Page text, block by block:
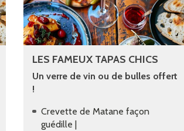
LES FAMEUX TAPAS CHICS
Un verre de vin ou de bulles offert
!
Crevette de Matane façon
guédille |